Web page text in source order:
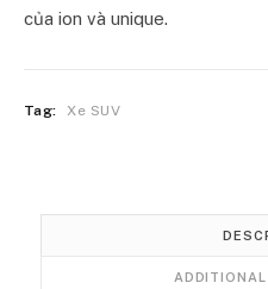
của ion và unique.
Tag: Xe SUV